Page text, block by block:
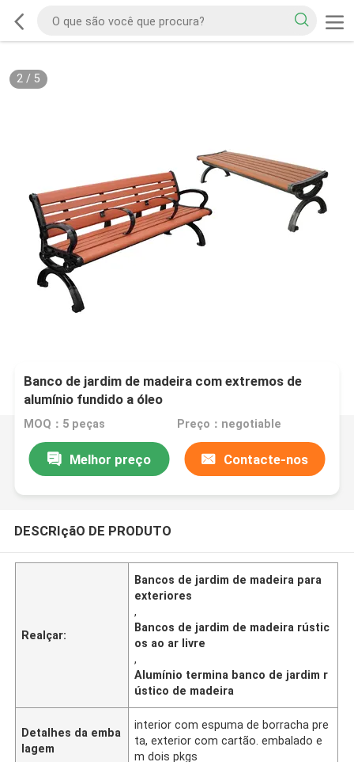
2/ 5
Banco de jardim de madeira com extremos de
alumínio fundido a óleo
MOQ：5 peças Preço：negotiable
Melhor preço Contacte-nos
DESCRIçãO DE PRODUTO
Realçar:
Bancos de jardim de madeira para
exteriores
,
Bancos de jardim de madeira rústic
os ao ar livre
,
Alumínio termina banco de jardim r
ústico de madeira
Detalhes da emba
lagem
interior com espuma de borracha pre
ta, exterior com cartão. embalado e
m dois pkgs